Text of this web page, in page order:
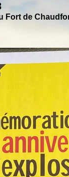
Fort de